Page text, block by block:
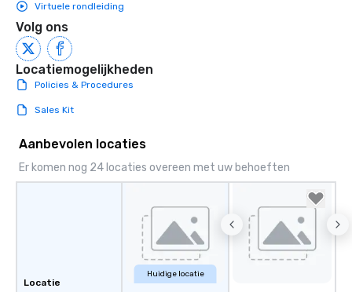
Virtuele rondleiding
Volg ons
Locatiemogelijkheden
Policies & Procedures
Sales Kit
Aanbevolen locaties
Er komen nog 24 locaties overeen met uw behoeften
Locatie
Huidige locatie